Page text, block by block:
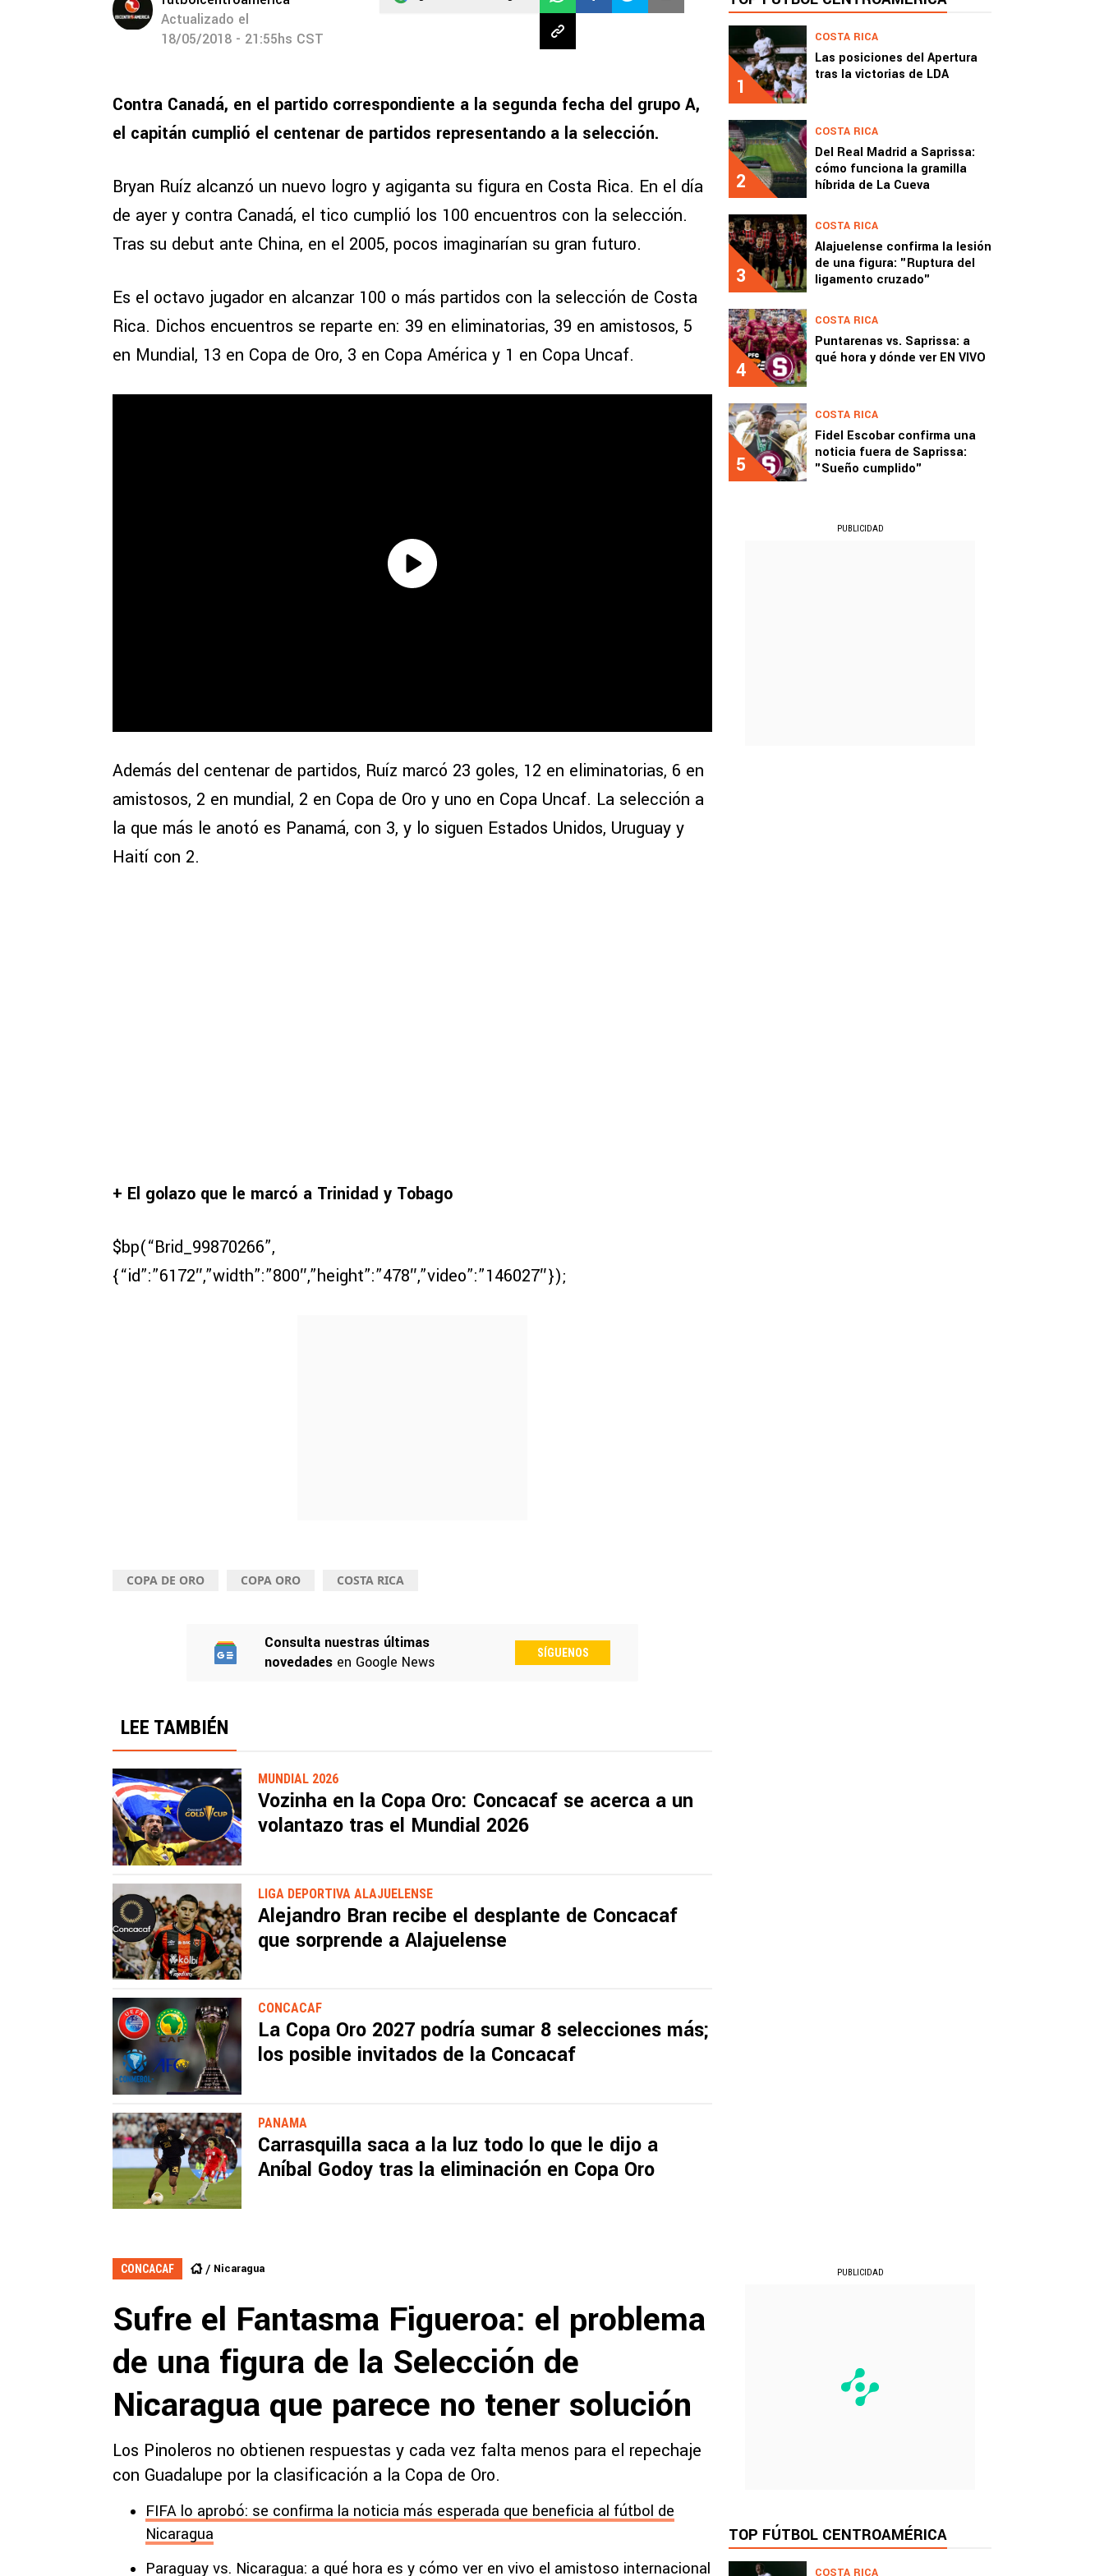
Actualizado el
18/05/2018 - 21:55hs CST
Contra Canadá, en el partido correspondiente a la segunda fecha del grupo A,
el capitán cumplió el centenar de partidos representando a la selección.
Bryan Ruíz alcanzó un nuevo logro y agiganta su figura en Costa Rica. En el día
de ayer y contra Canadá, el tico cumplió los 100 encuentros con la selección.
Tras su debut ante China, en el 2005, pocos imaginarían su gran futuro.
Es el octavo jugador en alcanzar 100 o más partidos con la selección de Costa
Rica. Dichos encuentros se reparte en: 39 en eliminatorias, 39 en amistosos, 5
en Mundial, 13 en Copa de Oro, 3 en Copa América y 1 en Copa Uncaf.
Además del centenar de partidos, Ruíz marcó 23 goles, 12 en eliminatorias, 6 en
amistosos, 2 en mundial, 2 en Copa de Oro y uno en Copa Uncaf. La selección a
la que más le anotó es Panamá, con 3, y lo siguen Estados Unidos, Uruguay y
Haití con 2.
+ El golazo que le marcó a Trinidad y Tobago
$bp(“Brid_99870266”,
{“id”:”6172″,”width”:”800″,”height”:”478″,”video”:”146027″});
COPA DE ORO COPA ORO COSTA RICA
Consulta nuestras últimas
novedades en Google News
SÍGUENOS
LEE TAMBIÉN
MUNDIAL 2026
Vozinha en la Copa Oro: Concacaf se acerca a un
volantazo tras el Mundial 2026
LIGA DEPORTIVA ALAJUELENSE
Alejandro Bran recibe el desplante de Concacaf
que sorprende a Alajuelense
CONCACAF
La Copa Oro 2027 podría sumar 8 selecciones más;
los posible invitados de la Concacaf
PANAMA
Carrasquilla saca a la luz todo lo que le dijo a
Aníbal Godoy tras la eliminación en Copa Oro
1
COSTA RICA
Las posiciones del Apertura
tras la victorias de LDA
2
COSTA RICA
Del Real Madrid a Saprissa:
cómo funciona la gramilla
híbrida de La Cueva
3
COSTA RICA
Alajuelense confirma la lesión
de una figura: "Ruptura del
ligamento cruzado"
4
COSTA RICA
Puntarenas vs. Saprissa: a
qué hora y dónde ver EN VIVO
5
COSTA RICA
Fidel Escobar confirma una
noticia fuera de Saprissa:
"Sueño cumplido"
PUBLICIDAD
CONCACAF Nicaragua
Sufre el Fantasma Figueroa: el problema
de una figura de la Selección de
Nicaragua que parece no tener solución
Los Pinoleros no obtienen respuestas y cada vez falta menos para el repechaje
con Guadalupe por la clasificación a la Copa de Oro.
FIFA lo aprobó: se confirma la noticia más esperada que beneficia al fútbol de
Nicaragua
Paraguay vs. Nicaragua: a qué hora es y cómo ver en vivo el amistoso internacional
PUBLICIDAD
TOP FÚTBOL CENTROAMÉRICA
COSTA RICA